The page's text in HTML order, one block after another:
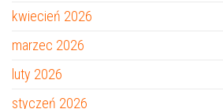
kwiecień 2026
marzec 2026
luty 2026
styczeń 2026